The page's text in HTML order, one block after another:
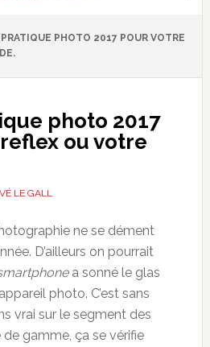
PHOTO 2017 POUR VOTRE
photo 2017
ou votre
LE GALL
ne se dément
D’ailleurs on pourrait
a sonné le glas
photo. C’est sans
vrai sur le segment des
de gamme, ça se vérifie